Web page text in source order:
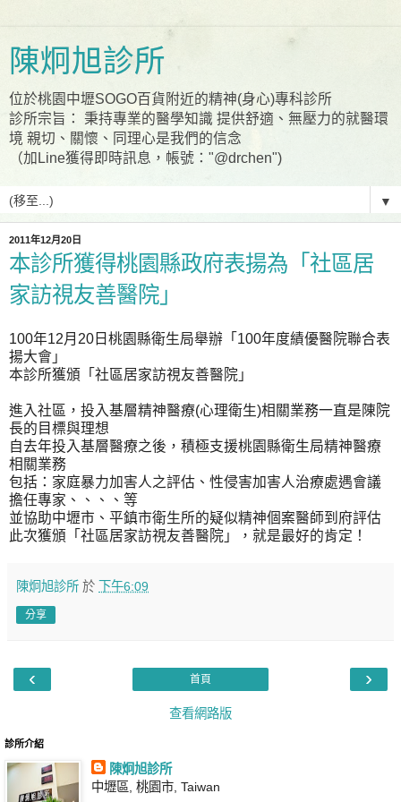
陳炯旭診所
位於桃園中壢SOGO百貨附近的精神(身心)專科診所
診所宗旨： 秉持專業的醫學知識 提供舒適、無壓力的就醫環
境 親切、關懷、同理心是我們的信念
（加Line獲得即時訊息，帳號："@drchen")
▼
2011年12月20日
本診所獲得桃園縣政府表揚為「社區居
家訪視友善醫院」
100年12月20日桃園縣衛生局舉辦「100年度績優醫院聯合表
揚大會」
本診所獲頒「社區居家訪視友善醫院」
進入社區，投入基層精神醫療(心理衛生)相關業務一直是陳院
長的目標與理想
自去年投入基層醫療之後，積極支援桃園縣衛生局精神醫療
相關業務
包括：家庭暴力加害人之評估、性侵害加害人治療處遇會議
擔任專家、、、、等
並協助中壢市、平鎮市衛生所的疑似精神個案醫師到府評估
此次獲頒「社區居家訪視友善醫院」，就是最好的肯定！
陳炯旭診所 於 下午6:09
分享
‹ ›
首頁
查看網路版
診所介紹
陳炯旭診所
中壢區, 桃園市, Taiwan